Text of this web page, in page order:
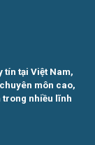
tín tại Việt Nam,
môn cao,
trong nhiều lĩnh